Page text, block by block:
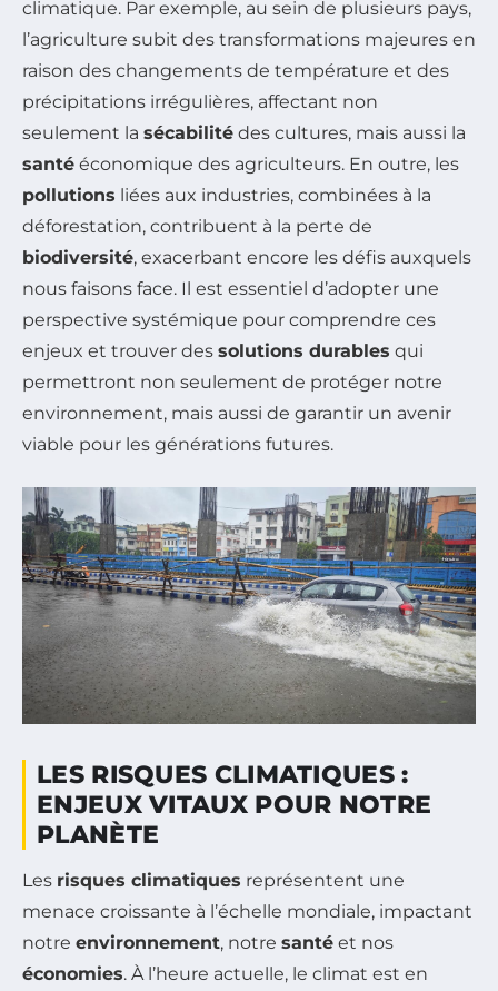
climatique. Par exemple, au sein de plusieurs pays,
l’agriculture subit des transformations majeures en
raison des changements de température et des
précipitations irrégulières, affectant non
seulement la sécabilité des cultures, mais aussi la
santé économique des agriculteurs. En outre, les
pollutions liées aux industries, combinées à la
déforestation, contribuent à la perte de
biodiversité, exacerbant encore les défis auxquels
nous faisons face. Il est essentiel d’adopter une
perspective systémique pour comprendre ces
enjeux et trouver des solutions durables qui
permettront non seulement de protéger notre
environnement, mais aussi de garantir un avenir
viable pour les générations futures.
LES RISQUES CLIMATIQUES :
ENJEUX VITAUX POUR NOTRE
PLANÈTE
Les risques climatiques représentent une
menace croissante à l’échelle mondiale, impactant
notre environnement, notre santé et nos
économies. À l’heure actuelle, le climat est en